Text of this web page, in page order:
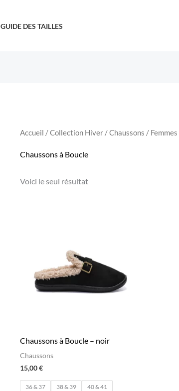
GUIDE DES TAILLES
Accueil /Collection Hiver/Chaussons / Femmes
Chaussons à Boucle
Voici le seul résultat
Chaussons à Boucle – noir
Chaussons
15,00€
36 & 37 38 & 39 40 & 41